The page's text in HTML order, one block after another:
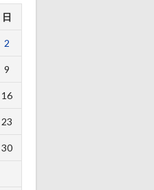
日
2
9
16
23
30